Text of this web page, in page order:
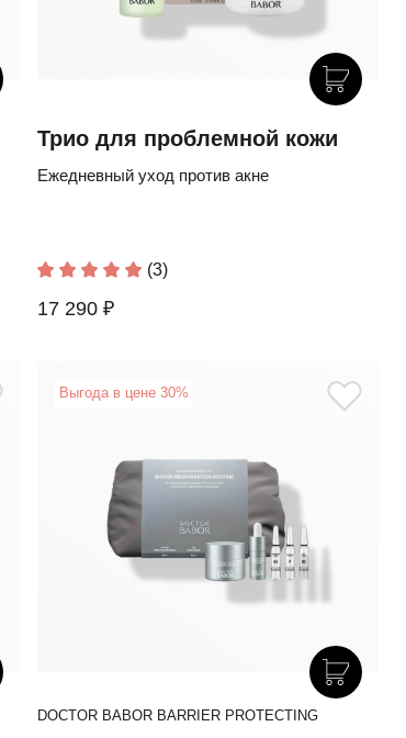
Трио для проблемной кожи
Ежедневный уход против акне
(3)
17 290 ₽
Выгода в цене 30%
DOCTOR BABOR BARRIER PROTECTING